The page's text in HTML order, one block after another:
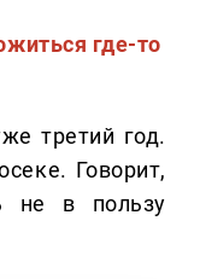
где-то
третий год.
Говорит,
не в пользу